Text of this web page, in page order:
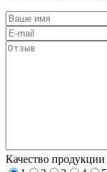
Качество продукции